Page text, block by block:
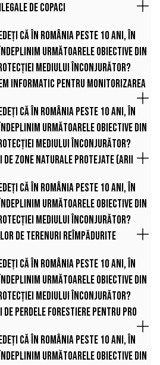
de copaci
că în România peste 10 ani, în
următoarele obiective din
mediului înconjurător?
informatic pentru monitorizarea
că în România peste 10 ani, în
următoarele obiective din
mediului înconjurător?
de zone naturale protejate (arii
că în România peste 10 ani, în
următoarele obiective din
mediului înconjurător?
de terenuri reîmpădurite
că în România peste 10 ani, în
următoarele obiective din
mediului înconjurător?
de perdele forestiere pentru pro
că în România peste 10 ani, în
următoarele obiective din